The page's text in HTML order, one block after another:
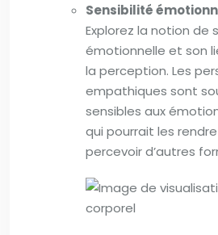
Sensibilité
Explorez la notion de
émotionnelle et son
la perception. Les
empathiques sont
sensibles aux
qui pourrait les
percevoir d’autres